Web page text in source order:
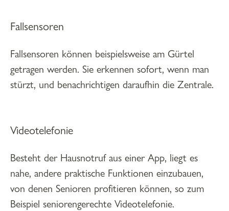
Fallsensoren
Fallsensoren können beispielsweise am Gürtel
getragen werden. Sie erkennen sofort, wenn man
stürzt, und benachrichtigen daraufhin die Zentrale.
Videotelefonie
Besteht der Hausnotruf aus einer App, liegt es
nahe, andere praktische Funktionen einzubauen,
von denen Senioren profitieren können, so zum
Beispiel seniorengerechte Videotelefonie.